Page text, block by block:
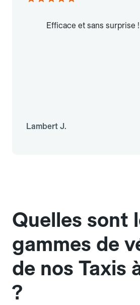
Efficace et sans surprise !
Lambert J.
Quelles sont
gammes de
de nos Taxis
?